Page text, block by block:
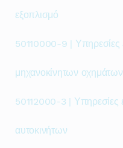
εξοπλισμό
50110000-9 | Υπηρεσίες
μηχανοκίνητων
50112000-3 | Υπηρεσίες
αυτοκινήτων